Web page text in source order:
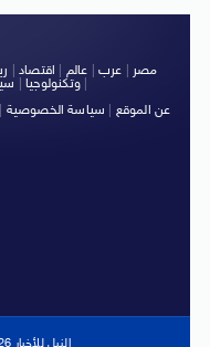
مصر عرب عالم اقتصاد
وتكنولوجيا|
|
عن الموقع
سياسة الخصوصية